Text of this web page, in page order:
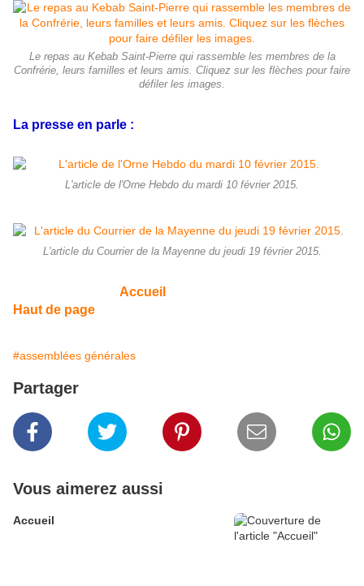
Le repas au Kebab Saint-Pierre qui rassemble les membres de la
Confrérie, leurs familles et leurs amis. Cliquez sur les flèches pour faire
défiler les images.
La presse en parle :
L'article de l'Orne Hebdo du mardi 10 février 2015.
L'article du Courrier de la Mayenne du jeudi 19 février 2015.
Accueil
Haut de page
#assemblées générales
Partager
Vous aimerez aussi
Accueil